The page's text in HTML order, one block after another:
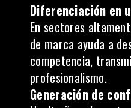
Diferenciación en
En sectores
de marca ayuda a
competencia,
profesionalismo.
Generación de